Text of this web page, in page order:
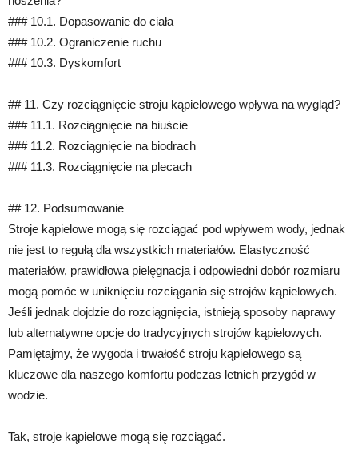
### 10.1. Dopasowanie do ciała
### 10.2. Ograniczenie ruchu
### 10.3. Dyskomfort
## 11. Czy rozciągnięcie stroju kąpielowego wpływa na wygląd?
### 11.1. Rozciągnięcie na biuście
### 11.2. Rozciągnięcie na biodrach
### 11.3. Rozciągnięcie na plecach
## 12. Podsumowanie
Stroje kąpielowe mogą się rozciągać pod wpływem wody, jednak
nie jest to regułą dla wszystkich materiałów. Elastyczność
materiałów, prawidłowa pielęgnacja i odpowiedni dobór rozmiaru
mogą pomóc w uniknięciu rozciągania się strojów kąpielowych.
Jeśli jednak dojdzie do rozciągnięcia, istnieją sposoby naprawy
lub alternatywne opcje do tradycyjnych strojów kąpielowych.
Pamiętajmy, że wygoda i trwałość stroju kąpielowego są
kluczowe dla naszego komfortu podczas letnich przygód w
wodzie.
Tak, stroje kąpielowe mogą się rozciągać.